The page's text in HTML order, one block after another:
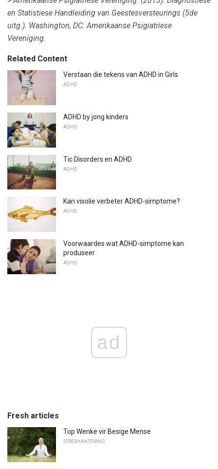
en Statistiese Handleiding van Geestesversteurings (5de
uitg.). Washington, DC: Amerikaanse Psigiatriese
Vereniging.
Related Content
Verstaan ​​die tekens van ADHD in Girls
ADHD
ADHD by jong kinders
ADHD
Tic Disorders en ADHD
ADHD
Kan visolie verbeter ADHD-simptome?
ADHD
Voorwaardes wat ADHD-simptome kan
produseer
ADHD
ad
Fresh articles
Top Wenke vir Besige Mense
STRESHANTERING